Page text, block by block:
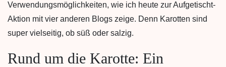
Verwendungsmöglichkeiten, wie ich heute zur Aufgetischt-
Aktion mit vier anderen Blogs zeige. Denn Karotten sind
super vielseitig, ob süß oder salzig.
Rund um die Karotte: Ein